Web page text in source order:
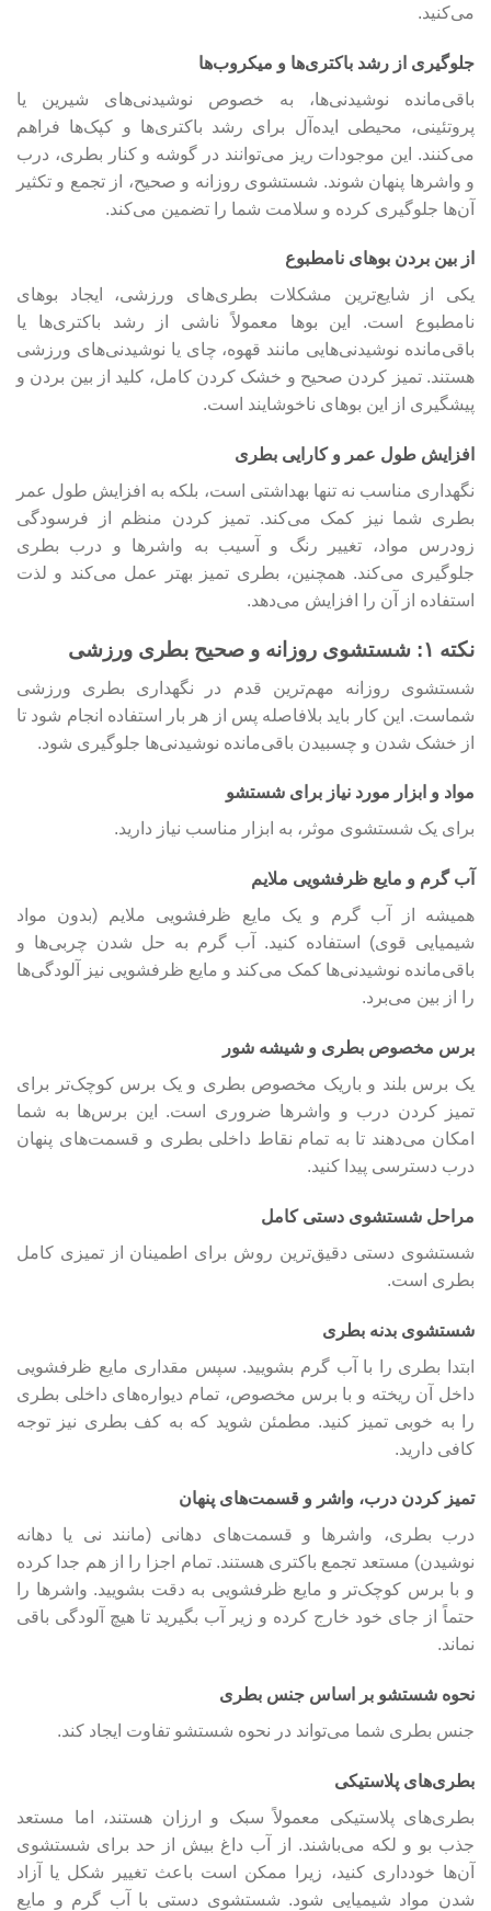
می‌کنید.
جلوگیری از رشد باکتری‌ها و میکروب‌ها
باقی‌مانده نوشیدنی‌ها، به خصوص نوشیدنی‌های شیرین یا
پروتئینی، محیطی ایده‌آل برای رشد باکتری‌ها و کپک‌ها فراهم
می‌کنند. این موجودات ریز می‌توانند در گوشه و کنار بطری، درب
و واشرها پنهان شوند. شستشوی روزانه و صحیح، از تجمع و تکثیر
آن‌ها جلوگیری کرده و سلامت شما را تضمین می‌کند.
از بین بردن بوهای نامطبوع
یکی از شایع‌ترین مشکلات بطری‌های ورزشی، ایجاد بوهای
نامطبوع است. این بوها معمولاً ناشی از رشد باکتری‌ها یا
باقی‌مانده نوشیدنی‌هایی مانند قهوه، چای یا نوشیدنی‌های ورزشی
هستند. تمیز کردن صحیح و خشک کردن کامل، کلید از بین بردن و
پیشگیری از این بوهای ناخوشایند است.
افزایش طول عمر و کارایی بطری
نگهداری مناسب نه تنها بهداشتی است، بلکه به افزایش طول عمر
بطری شما نیز کمک می‌کند. تمیز کردن منظم از فرسودگی
زودرس مواد، تغییر رنگ و آسیب به واشرها و درب بطری
جلوگیری می‌کند. همچنین، بطری تمیز بهتر عمل می‌کند و لذت
استفاده از آن را افزایش می‌دهد.
نکته ۱: شستشوی روزانه و صحیح بطری ورزشی
شستشوی روزانه مهم‌ترین قدم در نگهداری بطری ورزشی
شماست. این کار باید بلافاصله پس از هر بار استفاده انجام شود تا
از خشک شدن و چسبیدن باقی‌مانده نوشیدنی‌ها جلوگیری شود.
مواد و ابزار مورد نیاز برای شستشو
برای یک شستشوی موثر، به ابزار مناسب نیاز دارید.
آب گرم و مایع ظرفشویی ملایم
همیشه از آب گرم و یک مایع ظرفشویی ملایم (بدون مواد
شیمیایی قوی) استفاده کنید. آب گرم به حل شدن چربی‌ها و
باقی‌مانده نوشیدنی‌ها کمک می‌کند و مایع ظرفشویی نیز آلودگی‌ها
را از بین می‌برد.
برس مخصوص بطری و شیشه شور
یک برس بلند و باریک مخصوص بطری و یک برس کوچک‌تر برای
تمیز کردن درب و واشرها ضروری است. این برس‌ها به شما
امکان می‌دهند تا به تمام نقاط داخلی بطری و قسمت‌های پنهان
درب دسترسی پیدا کنید.
مراحل شستشوی دستی کامل
شستشوی دستی دقیق‌ترین روش برای اطمینان از تمیزی کامل
بطری است.
شستشوی بدنه بطری
ابتدا بطری را با آب گرم بشویید. سپس مقداری مایع ظرفشویی
داخل آن ریخته و با برس مخصوص، تمام دیواره‌های داخلی بطری
را به خوبی تمیز کنید. مطمئن شوید که به کف بطری نیز توجه
کافی دارید.
تمیز کردن درب، واشر و قسمت‌های پنهان
درب بطری، واشرها و قسمت‌های دهانی (مانند نی یا دهانه
نوشیدن) مستعد تجمع باکتری هستند. تمام اجزا را از هم جدا کرده
و با برس کوچک‌تر و مایع ظرفشویی به دقت بشویید. واشرها را
حتماً از جای خود خارج کرده و زیر آب بگیرید تا هیچ آلودگی باقی
نماند.
نحوه شستشو بر اساس جنس بطری
جنس بطری شما می‌تواند در نحوه شستشو تفاوت ایجاد کند.
بطری‌های پلاستیکی
بطری‌های پلاستیکی معمولاً سبک و ارزان هستند، اما مستعد
جذب بو و لکه می‌باشند. از آب داغ بیش از حد برای شستشوی
آن‌ها خودداری کنید، زیرا ممکن است باعث تغییر شکل یا آزاد
شدن مواد شیمیایی شود. شستشوی دستی با آب گرم و مایع